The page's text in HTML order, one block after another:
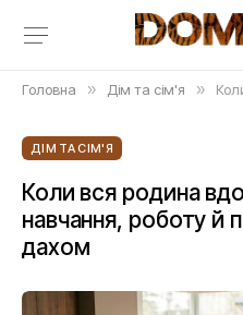
Головна » Дім та сім'я » Коли
ДІМ ТА СІМ'Я
Коли вся родина
навчання, роботу й
дахом